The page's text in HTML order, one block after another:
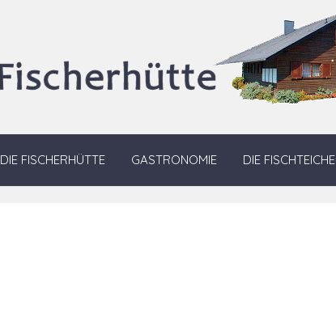
DIE FISCHERHÜTTE GASTRONOMIE DIE FISCHTEICHE